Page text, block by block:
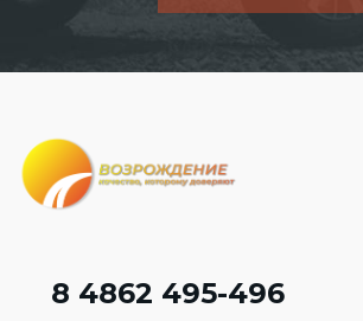
8 4862 495-496